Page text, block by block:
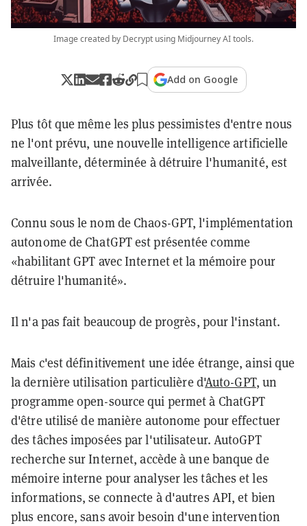
Image created by Decrypt using Midjourney AI tools.
Add on Google
Plus tôt que même les plus pessimistes d'entre nous
ne l'ont prévu, une nouvelle intelligence artificielle
malveillante, déterminée à détruire l'humanité, est
arrivée.
Connu sous le nom de Chaos-GPT, l'implémentation
autonome de ChatGPT est présentée comme
«habilitant GPT avec Internet et la mémoire pour
détruire l'humanité».
Il n'a pas fait beaucoup de progrès, pour l'instant.
Mais c'est définitivement une idée étrange, ainsi que
la dernière utilisation particulière d'Auto-GPT, un
programme open-source qui permet à ChatGPT
d'être utilisé de manière autonome pour effectuer
des tâches imposées par l'utilisateur. AutoGPT
recherche sur Internet, accède à une banque de
mémoire interne pour analyser les tâches et les
informations, se connecte à d'autres API, et bien
plus encore, sans avoir besoin d'une intervention